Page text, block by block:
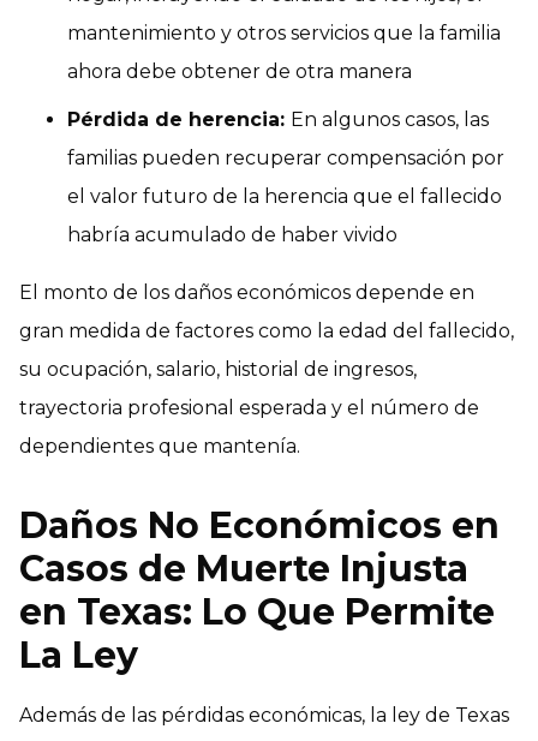
mantenimiento y otros servicios que la familia
ahora debe obtener de otra manera
Pérdida de herencia: En algunos casos, las
familias pueden recuperar compensación por
el valor futuro de la herencia que el fallecido
habría acumulado de haber vivido
El monto de los daños económicos depende en
gran medida de factores como la edad del fallecido,
su ocupación, salario, historial de ingresos,
trayectoria profesional esperada y el número de
dependientes que mantenía.
Daños No Económicos en
Casos de Muerte Injusta
en Texas: Lo Que Permite
La Ley
Además de las pérdidas económicas, la ley de Texas